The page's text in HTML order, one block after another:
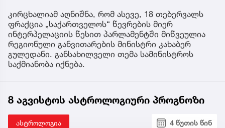
კირცხალიამ აღნიშნა, რომ ასევე, 18 თებერვალს
ფრაქცია „საქართველოს“ წევრების მიერ
ინტერპელაციის წესით პარლამენტში მიწვეულია
რეგიონული განვითარების მინისტრი კახაბერ
გულედანი. განსახილველი თემა სამინისტროს
საქმიანობა იქნება.
8 აგვისტოს ასტროლოგიური პროგნოზი
ასტროლოგია 4 წუთის წინ